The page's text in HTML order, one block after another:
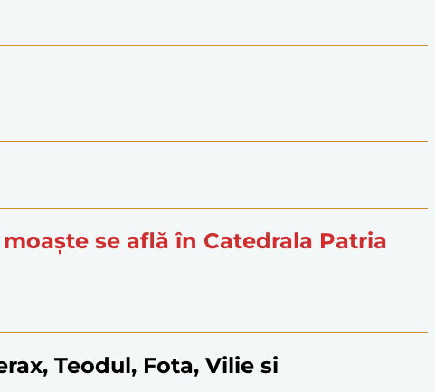
se află în Catedrala Patria
Teodul, Fota, Vilie si